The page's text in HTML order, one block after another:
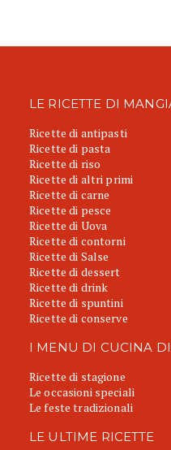
LE RICETTE DI
Ricette di antipasti
Ricette di pasta
Ricette di riso
Ricette di altri primi
Ricette di carne
Ricette di pesce
Ricette di Uova
Ricette di contorni
Ricette di Salse
Ricette di dessert
Ricette di drink
Ricette di spuntini
Ricette di conserve
I MENU DI CUCINA
Ricette di stagione
Le occasioni speciali
Le feste tradizionali
LE ULTIME RICETTE